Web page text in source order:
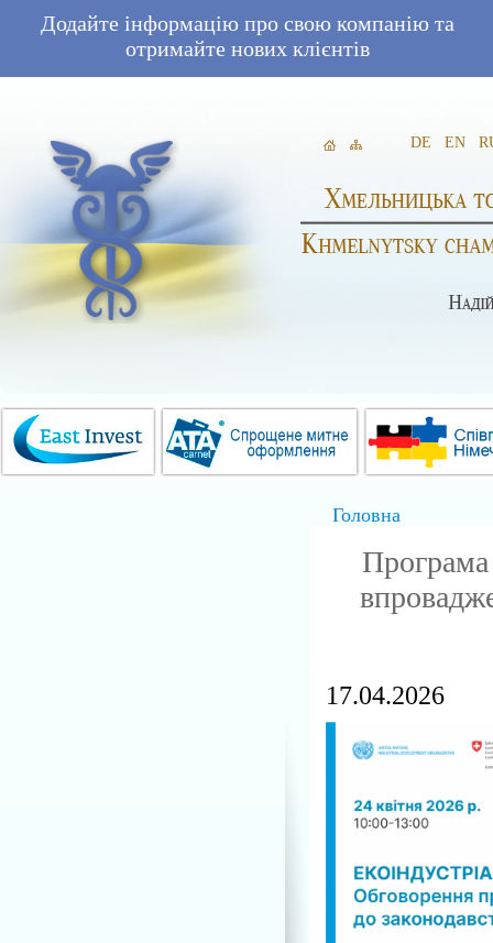
Додайте інформацію про свою компанію та
отримайте нових клієнтів
DE EN
Головна
Програма
17.04.2026